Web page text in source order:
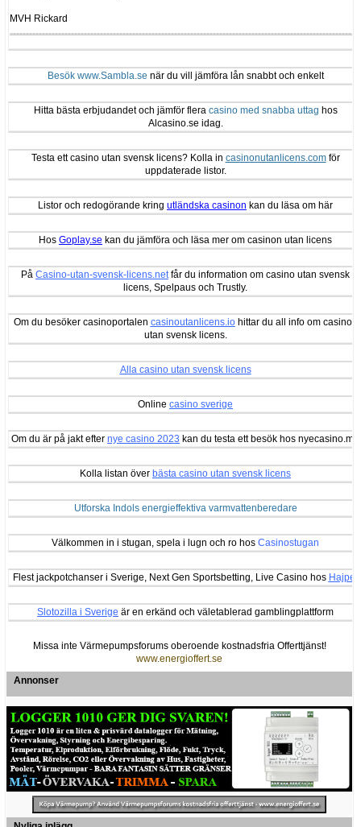
MVH Rickard
Besök www.Sambla.se när du vill jämföra lån snabbt och enkelt
Hitta bästa erbjudandet och jämför flera casino med snabba uttag hos
Alcasino.se idag.
Testa ett casino utan svensk licens? Kolla in casinonutanlicens.comför
uppdaterade listor.
Listor och redogörande kring utländska casinon kan du läsa om här
Hos Goplay.se kan du jämföra och läsa mer om casinon utan licens
På Casino-utan-svensk-licens.netfår du information om casino utan svensk
licens, Spelpaus och Trustly.
Om du besöker casinoportalen casinoutanlicens.iohittar du all info om casinon
utan svensk licens.
Alla casino utan svensk licens
Online casino sverige
Om du är på jakt efter nye casino 2023 kan du testa ett besök hos nyecasino.me
Kolla listan över bästa casino utan svensk licens
Utforska Indols energieffektiva varmvattenberedare
Välkommen in i stugan, spela i lugn och ro hos Casinostugan
Flest jackpotchanser i Sverige, Next Gen Sportsbetting, Live Casino hos Hajper
Slotozilla i Sverige är en erkänd och väletablerad gamblingplattform
Missa inte Värmepumpsforums oberoende kostnadsfria Offerttjänst!
www.energioffert.se
Annonser